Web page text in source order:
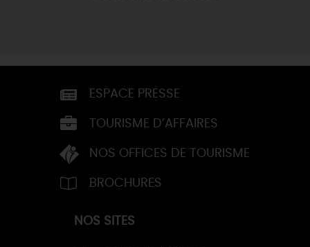
ESPACE PRESSE
TOURISME D’AFFAIRES
NOS OFFICES DE TOURISME
BROCHURES
NOS SITES